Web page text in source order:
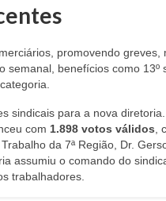
promovendo
benefícios como 13º
sindicais para a nova
com 1.898 votos válidos
da 7ª Região, Dr.
assumiu o comando do
trabalhadores.